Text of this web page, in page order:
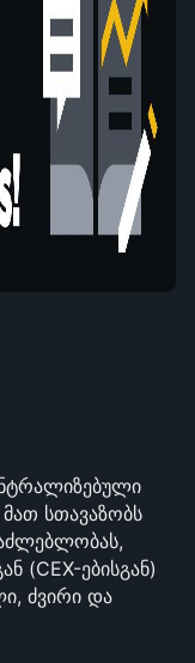
სთავაზობს
(CEX-ებისგან)
ძვირი და